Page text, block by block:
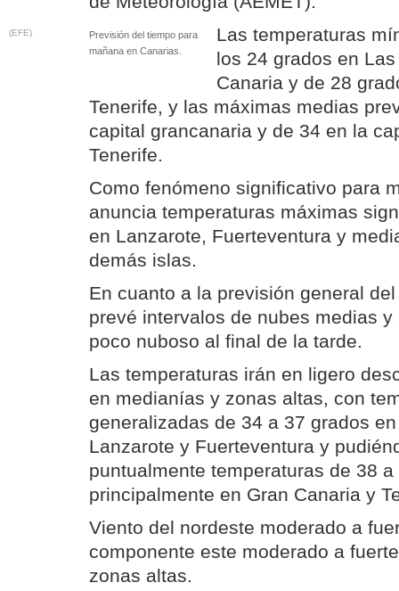
(EFE)
Previsión del tiempo para
mañana en Canarias.
Las temperaturas
los 24 grados en
Canaria y de 28
Tenerife, y las máximas medias
capital grancanaria y de 34 en la
Tenerife.
Como fenómeno significativo para
anuncia temperaturas máximas
en Lanzarote, Fuerteventura y
demás islas.
En cuanto a la previsión general
prevé intervalos de nubes medias
poco nuboso al final de la tarde.
Las temperaturas irán en ligero
en medianías y zonas altas, con
generalizadas de 34 a 37 grados
Lanzarote y Fuerteventura y
puntualmente temperaturas de 38
principalmente en Gran Canaria y
Viento del nordeste moderado a
componente este moderado a
zonas altas.